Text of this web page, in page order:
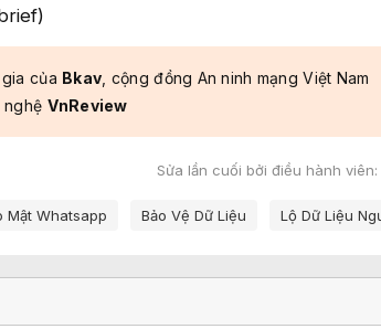
của Bkav , cộng đồng An ninh mạng Việt Nam
nghệ VnReview
Sửa lần cuối bởi điều hành viên:
Mật Whatsapp Bảo Vệ Dữ Liệu Lộ Dữ Liệu